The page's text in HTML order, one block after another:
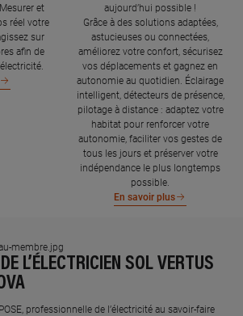
et
réel votre
sur
afin de
aujourd’hui possible !
Grâce à des solutions adaptées,
astucieuses ou connectées,
améliorez votre confort, sécurisez
vos déplacements et gagnez en
autonomie au quotidien. Éclairage
intelligent, détecteurs de présence,
pilotage à distance : adaptez votre
habitat pour renforcer votre
autonomie, faciliter vos gestes de
tous les jours et préserver votre
indépendance le plus longtemps
possible.
En savoir plus
L’ÉLECTRICIEN SOL VERTUS
professionnelle de l’électricité au savoir-faire